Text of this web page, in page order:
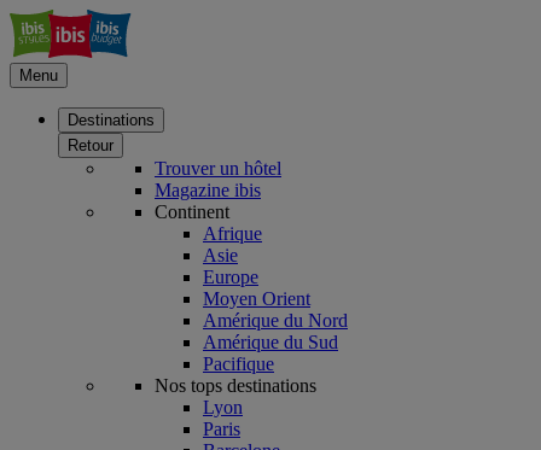
Menu
Destinations
Retour
Trouver un hôtel
Magazine ibis
Continent
Afrique
Asie
Europe
Moyen Orient
Amérique du Nord
Amérique du Sud
Pacifique
Nos tops destinations
Lyon
Paris